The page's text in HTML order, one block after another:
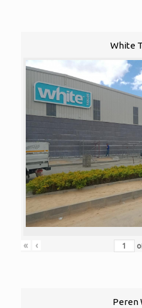
White
« ‹
Peren